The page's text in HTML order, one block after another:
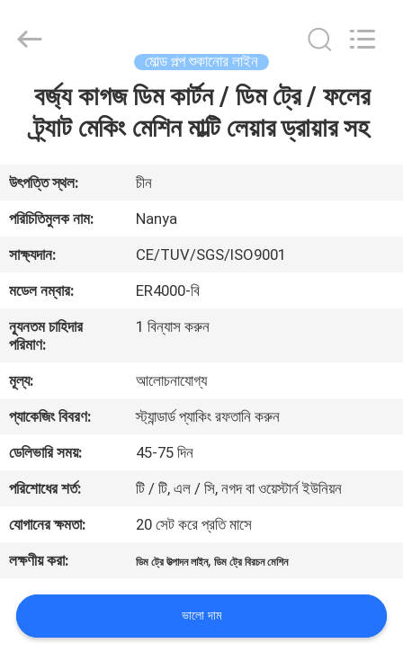
বাড়ি
ভিডিও
VR
প্রদর্শন
আমাদের
সম্পর্কে
কারখানা
ভ্রমণ
মান
নিয়ন্ত্রণ
যোগাযোগ
Equipment
Reserved.
মোল্ড পল্প শুকানোর লাইন
বর্জ্য কাগজ ডিম কার্টন / ডিম ট্রে / ফলের
ট্র্যাট মেকিং মেশিন মাল্টি লেয়ার ড্রায়ার সহ
উৎপত্তি স্থল:
চীন
পরিচিতিমুলক নাম:
Nanya
সাক্ষ্যদান:
CE/TUV/SGS/ISO9001
মডেল নম্বার:
ER4000-বি
ন্যূনতম চাহিদার
পরিমাণ:
1 বিন্যাস করুন
মূল্য:
আলোচনাযোগ্য
প্যাকেজিং বিবরণ:
স্ট্যান্ডার্ড প্যাকিং রফতানি করুন
ডেলিভারি সময়:
45-75 দিন
পরিশোধের শর্ত:
টি / টি, এল / সি, নগদ বা ওয়েস্টার্ন ইউনিয়ন
যোগানের ক্ষমতা:
20 সেট করে প্রতি মাসে
লক্ষণীয় করা:
ডিম ট্রে উত্পাদন লাইন,ডিম ট্রে বিরচন মেশিন
ভালো দাম